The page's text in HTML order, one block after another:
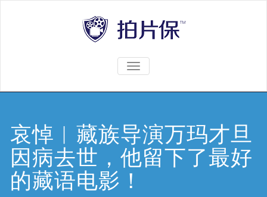
TOGGLE
哀悼︱藏族导演万玛才旦
因病去世，他留下了最好
的藏语电影！